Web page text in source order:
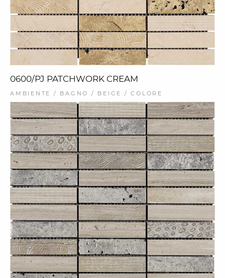
0600/PJ PATCHWORK CREAM
AMBIENTE / BAGNO / BEIGE / COLORE